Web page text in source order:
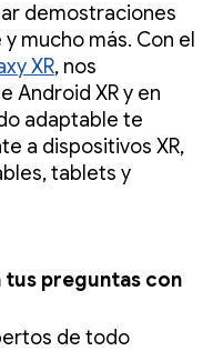
demostraciones
mucho más. Con el
XR, nos
Android XR y en
adaptable te
a dispositivos XR,
tablets y
tus preguntas con
de todo